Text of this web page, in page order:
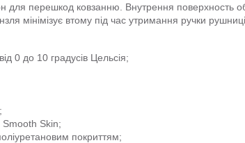
перешкод ковзанню. Внутрення поверхность
мінімізує втому під час утримання ручки рушниці.
0 до 10 градусів Цельсія;
Smooth Skin;
покриттям;